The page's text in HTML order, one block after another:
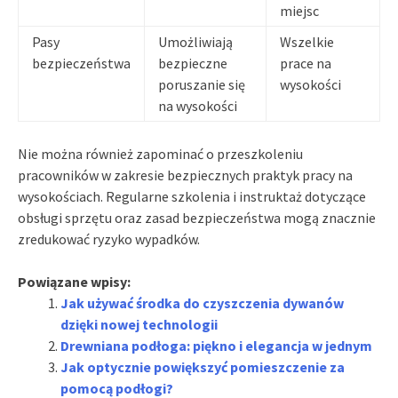
miejsc
Pasy
bezpieczeństwa
Umożliwiają
bezpieczne
poruszanie się
na wysokości
Wszelkie
prace na
wysokości
Nie można również zapominać o przeszkoleniu
pracowników w zakresie bezpiecznych praktyk pracy na
wysokościach. Regularne szkolenia i instruktaż dotyczące
obsługi sprzętu oraz zasad bezpieczeństwa mogą znacznie
zredukować ryzyko wypadków.
Powiązane wpisy:
Jak używać środka do czyszczenia dywanów
dzięki nowej technologii
Drewniana podłoga: piękno i elegancja w jednym
Jak optycznie powiększyć pomieszczenie za
pomocą podłogi?